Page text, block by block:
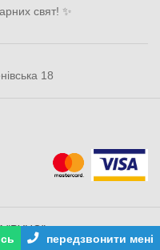
свят! ✨
18
"РУНО"
передзвонити мені